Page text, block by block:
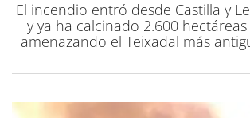
El incendio entró desde Castilla y
y ya ha calcinado 2.600
amenazando el Teixadal más